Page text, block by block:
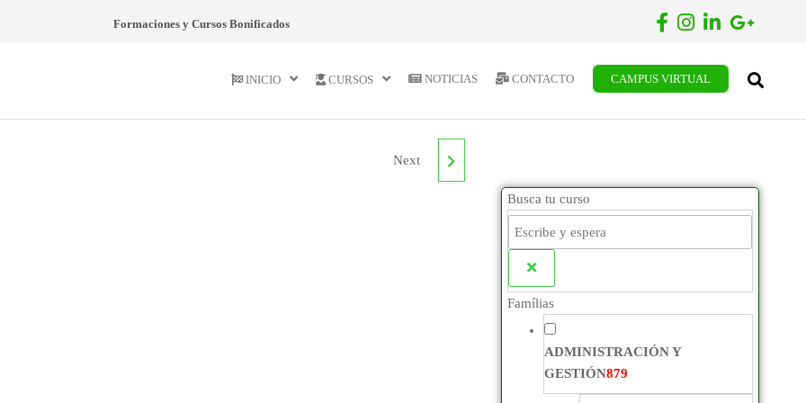
Formaciones y Cursos Bonificados
CAMPUS VIRTUAL
INICIO CURSOS NOTICIAS CONTACTO
NORMAS EN MATERIA
Next
Busca tu curso
Famílias
ADMINISTRACIÓN Y
GESTIÓN879